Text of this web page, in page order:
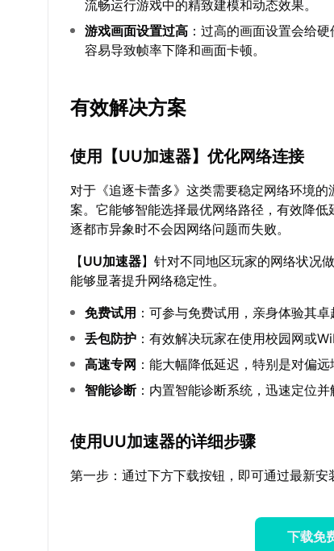
流畅运行游戏中的精致建模和动态效果。
游戏画面设置过高 ：过高的画面设置会给
容易导致帧率下降和画面卡顿。
有效解决方案
使用【UU加速器】优化网络连接
对于《追逐卡蕾多》这类需要稳定网络环境的
案。它能够智能选择最优网络路径，有效降
逐都市异象时不会因网络问题而失败。
【UU加速器】针对不同地区玩家的网络状况
能够显著提升网络稳定性。
免费试用 ：可参与免费试用，亲身体验其
丢包防护 ：有效解决玩家在使用校园网或
高速专网 ：能大幅降低延迟，特别是对偏
智能诊断：内置智能诊断系统，迅速定位
使用UU加速器的详细步骤
第一步：通过下方下载按钮，即可通过最新安
下载免